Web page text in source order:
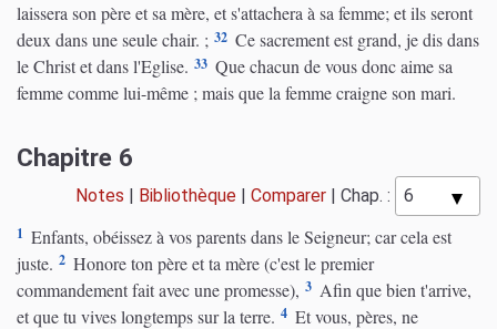
laissera son père et sa mère, et s'attachera à sa femme; et ils seront
deux dans une seule chair. ; 32 Ce sacrement est grand, je dis dans
le Christ et dans l'Eglise. 33 Que chacun de vous donc aime sa
femme comme lui-même ; mais que la femme craigne son mari.
Chapitre 6
Notes | Bibliothèque | Comparer | Chap. :
1 Enfants, obéissez à vos parents dans le Seigneur; car cela est
juste. 2 Honore ton père et ta mère (c'est le premier
commandement fait avec une promesse), 3 Afin que bien t'arrive,
et que tu vives longtemps sur la terre. 4 Et vous, pères, ne